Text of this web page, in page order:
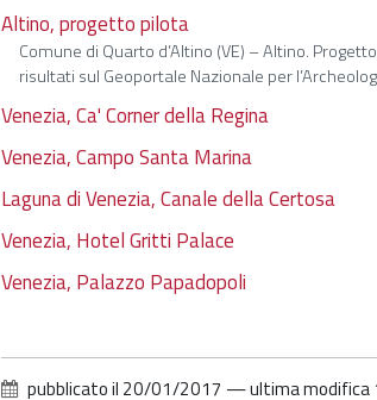
Altino, progetto pilota
Comune di Quarto d’Altino (VE) – Altino.
risultati sul Geoportale Nazionale per
Venezia, Ca' Corner della Regina
Venezia, Campo Santa Marina
Laguna di Venezia, Canale della Certosa
Venezia, Hotel Gritti Palace
Venezia, Palazzo Papadopoli
pubblicato il 20/01/2017 —ultima modifica